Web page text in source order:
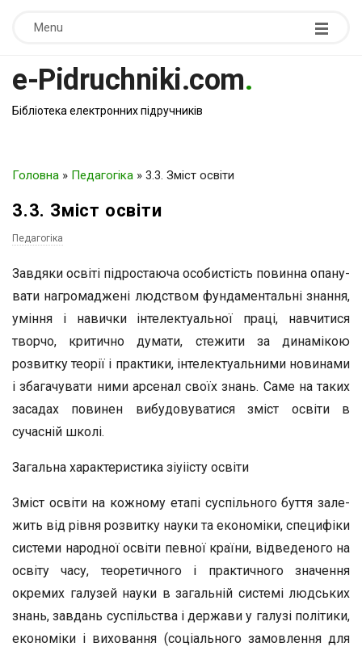
Menu
e-Pidruchniki.com.
Бібліотека електронних підручників
Головна » Педагогіка » 3.3. Зміст освіти
3.3. Зміст освіти
Педагогіка
Завдяки освіті підростаюча особистість повинна опану­
вати нагромаджені людством фундаментальні знання,
умін­ня і навички інтелектуальної праці, навчитися
творчо, кри­тично думати, стежити за динамікою
розвитку теорії і прак­тики, інтелектуальними новинами
і збагачувати ними арсенал своїх знань. Саме на таких
засадах повинен вибудо­вуватися зміст освіти в
сучасній школі.
Загальна характеристика зіуіісту освіти
Зміст освіти на кожному етапі суспільного буття зале­
жить від рівня розвитку науки та економіки, специфіки
си­стеми народної освіти певної країни, відведеного на
освіту часу, теоретичного і практичного значення
окремих галу­зей науки в загальній системі людських
знань, завдань сус­пільства і держави у галузі політики,
економіки і вихован­ня (соціального замовлення для